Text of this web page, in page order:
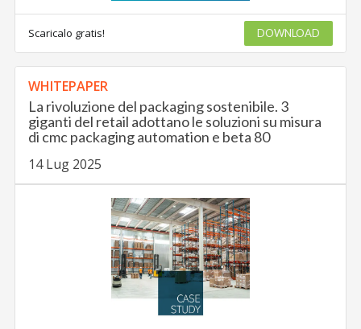
Scaricalo gratis! DOWNLOAD
WHITEPAPER
La rivoluzione del packaging sostenibile. 3
giganti del retail adottano le soluzioni su misura
di cmc packaging automation e beta 80
14 Lug 2025